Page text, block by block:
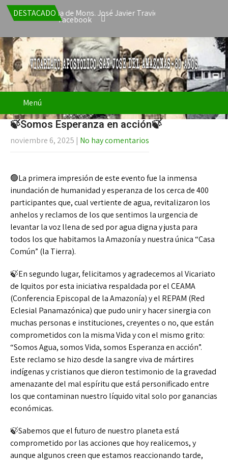
DESTACADO
la renuncia de Mons. José Javier Travieso como Vicario
Facebook
Menú
🍃Somos Esperanza en acción🍃
noviembre 6, 2025 | No hay comentarios
🟢La primera impresión de este evento fue la inmensa
inundación de humanidad y esperanza de los cerca de 400
participantes que, cual vertiente de agua, revitalizaron los
anhelos y reclamos de los que sentimos la urgencia de
levantar la voz llena de sed por agua digna y justa para
todos los que habitamos la Amazonía y nuestra única “Casa
Común” (la Tierra).
🍃En segundo lugar, felicitamos y agradecemos al Vicariato
de Iquitos por esta iniciativa respaldada por el CEAMA
(Conferencia Episcopal de la Amazonía) y el REPAM (Red
Eclesial Panamazónica) que pudo unir y hacer sinergia con
muchas personas e instituciones, creyentes o no, que están
comprometidos con la misma Vida y con el mismo grito:
“Somos Agua, somos Vida, somos Esperanza en acción”.
Este reclamo se hizo desde la sangre viva de mártires
indígenas y cristianos que dieron testimonio de la gravedad
amenazante del mal espíritu que está personificado entre
los que contaminan nuestro líquido vital solo por ganancias
económicas.
🍃Sabemos que el futuro de nuestro planeta está
comprometido por las acciones que hoy realicemos, y
aunque algunos creen que estamos reaccionando tarde,